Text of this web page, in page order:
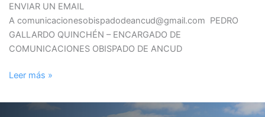
ENVIAR UN EMAIL
A comunicacionesobispadodeancud@gmail.com PEDRO
GALLARDO QUINCHÉN – ENCARGADO DE
COMUNICACIONES OBISPADO DE ANCUD
Leer más »